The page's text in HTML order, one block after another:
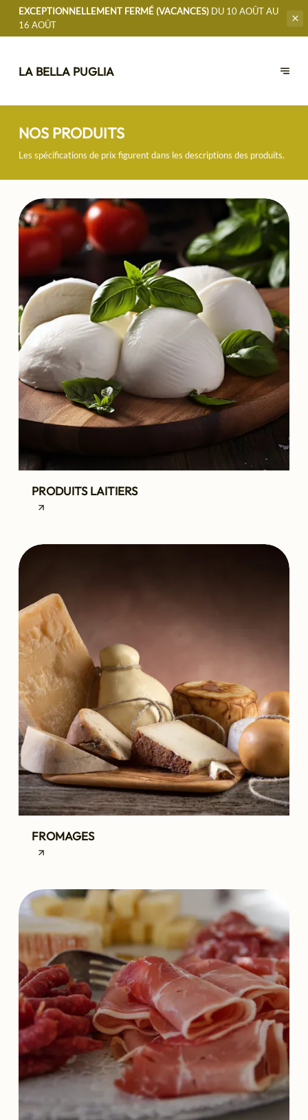
EXCEPTIONNELLEMENT FERMÉ (VACANCES)DU 10 AOÛT AU
16 AOÛT
LA BELLA PUGLIA
NOS PRODUITS
Les spécifications de prix figurent dans les descriptions des produits.
PRODUITS LAITIERS
FROMAGES